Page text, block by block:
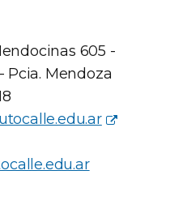
605 -
Pcia. Mendoza